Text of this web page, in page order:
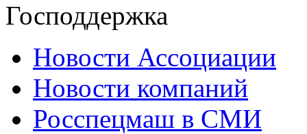
Господдержка
Новости Ассоциации
Новости компаний
Росспецмаш в СМИ